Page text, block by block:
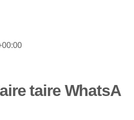
taire WhatsA